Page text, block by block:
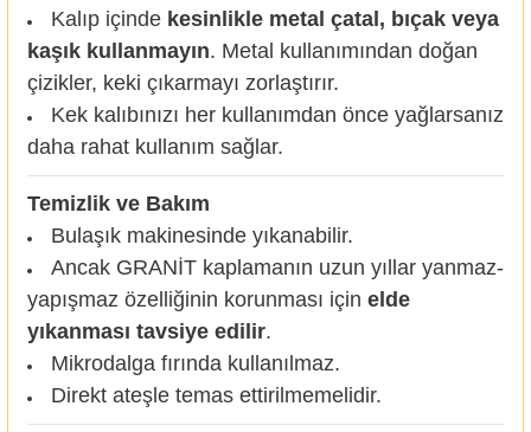
Kalıp içinde kesinlikle metal çatal, bıçak veya
kaşık kullanmayın. Metal kullanımından doğan
çizikler, keki çıkarmayı zorlaştırır.
Kek kalıbınızı her kullanımdan önce yağlarsanız
daha rahat kullanım sağlar.
Temizlik ve Bakım
Bulaşık makinesinde yıkanabilir.
Ancak GRANİT kaplamanın uzun yıllar yanmaz-
yapışmaz özelliğinin korunması için elde
yıkanması tavsiye edilir.
Mikrodalga fırında kullanılmaz.
Direkt ateşle temas ettirilmemelidir.